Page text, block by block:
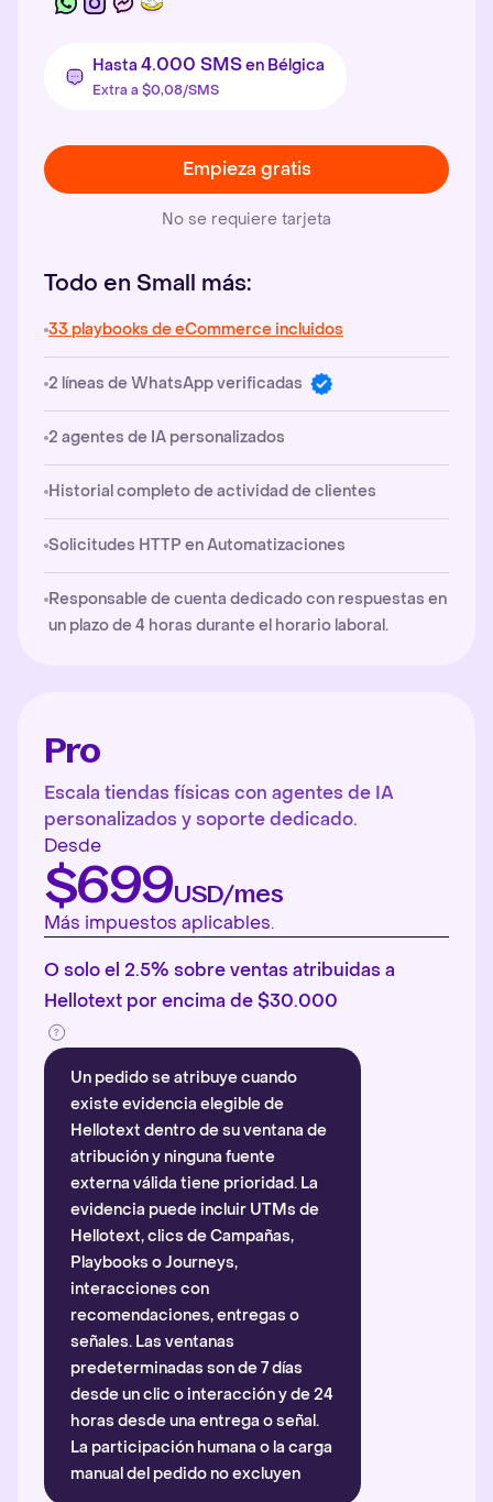
Hasta 4.000 SMSen Bélgica
Extra a $0,08/SMS
Empieza gratis
No se requiere tarjeta
Todo en Small más:
33 playbooks de eCommerce incluidos
2 líneas de WhatsApp verificadas
2 agentes de IA personalizados
Historial completo de actividad de clientes
Solicitudes HTTP en Automatizaciones
Responsable de cuenta dedicado con respuestas en
un plazo de 4 horas durante el horario laboral.
Pro
Escala tiendas físicas con agentes de IA
personalizados y soporte dedicado.
Desde
$699USD/mes
Más impuestos aplicables.
O solo el 2.5% sobre ventas atribuidas a
Hellotext por encima de $30.000
Un pedido se atribuye cuando
existe evidencia elegible de
Hellotext dentro de su ventana de
atribución y ninguna fuente
externa válida tiene prioridad. La
evidencia puede incluir UTMs de
Hellotext, clics de Campañas,
Playbooks o Journeys,
interacciones con
recomendaciones, entregas o
señales. Las ventanas
predeterminadas son de 7 días
desde un clic o interacción y de 24
horas desde una entrega o señal.
La participación humana o la carga
manual del pedido no excluyen